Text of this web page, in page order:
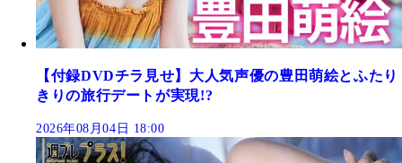
【付録DVDチラ見せ】大人気声優の豊田萌絵とふたり
きりの旅行デートが実現!?
2026年08月04日 18:00